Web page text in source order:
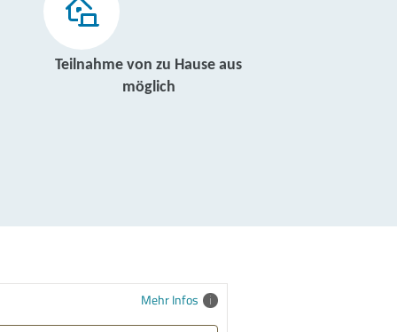
Teilnahme von zu Hause aus
möglich
Mehr Infos